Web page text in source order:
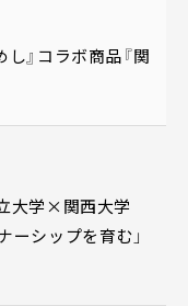
』コラボ商品『関
立大学×関西大学
ーシップを育む」